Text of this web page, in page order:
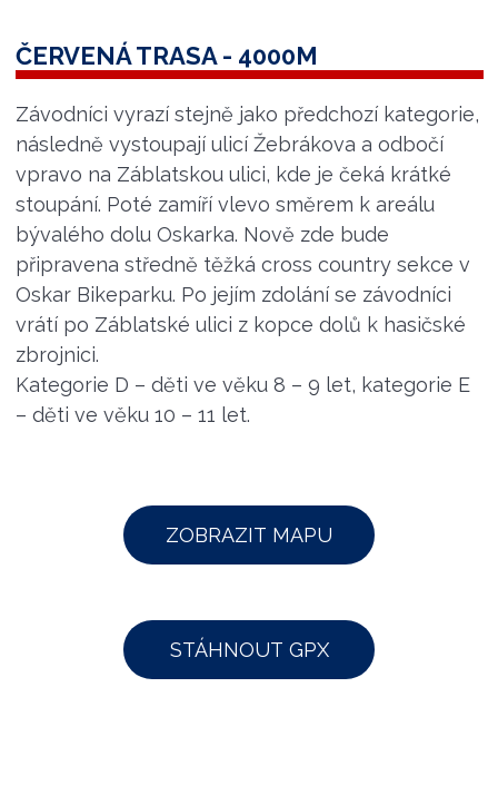
ČERVENÁ TRASA - 4000M
Závodníci vyrazí stejně jako předchozí kategorie,
následně vystoupají ulicí Žebrákova a odbočí
vpravo na Záblatskou ulici, kde je čeká krátké
stoupání. Poté zamíří vlevo směrem k areálu
bývalého dolu Oskarka. Nově zde bude
připravena středně těžká cross country sekce v
Oskar Bikeparku. Po jejím zdolání se závodníci
vrátí po Záblatské ulici z kopce dolů k hasičské
zbrojnici.
Kategorie D – děti ve věku 8 – 9 let, kategorie E
– děti ve věku 10 – 11 let.
ZOBRAZIT MAPU
STÁHNOUT GPX